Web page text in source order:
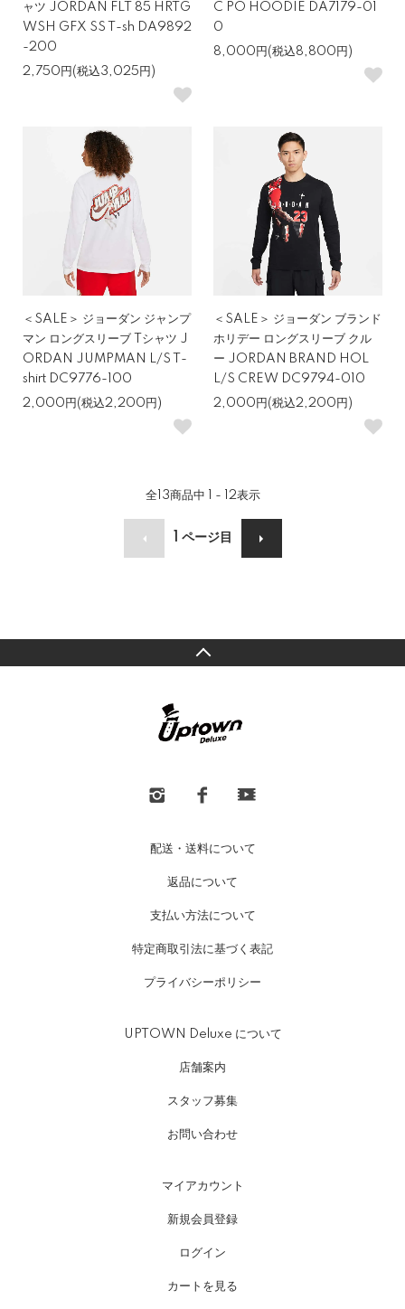
ャツ JORDAN FLT 85 HRTG
WSH GFX SS T-sh DA9892
-200
2,750円(税込3,025円)
C PO HOODIE DA7179-01
0
8,000円(税込8,800円)
＜SALE＞ ジョーダン ジャンプ
マン ロングスリーブ Tシャツ J
ORDAN JUMPMAN L/S T-
shirt DC9776-100
2,000円(税込2,200円)
＜SALE＞ ジョーダン ブランド
ホリデー ロングスリーブ クル
ー JORDAN BRAND HOL
L/S CREW DC9794-010
2,000円(税込2,200円)
全13商品中 1 - 12表示
ページ目
配送・送料について
返品について
支払い方法について
特定商取引法に基づく表記
プライバシーポリシー
UPTOWN Deluxe について
店舗案内
スタッフ募集
お問い合わせ
マイアカウント
新規会員登録
ログイン
カートを見る